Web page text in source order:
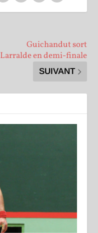
Guichandut sort
Larralde en demi-finale
SUIVANT